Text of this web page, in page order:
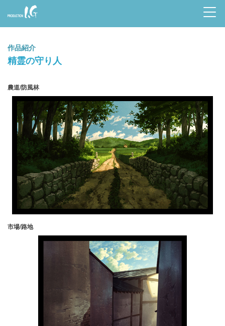
Prod
uctio
n I.G
作品紹介
精霊の守り人
農道/防風林
市場/路地